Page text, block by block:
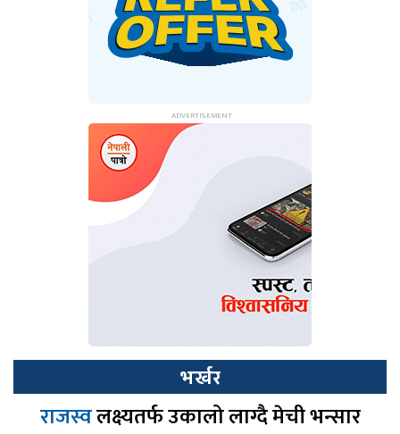
भर्खर
राजस्वलक्ष्यतर्फ उकालो लाग्दै मेची भन्सार